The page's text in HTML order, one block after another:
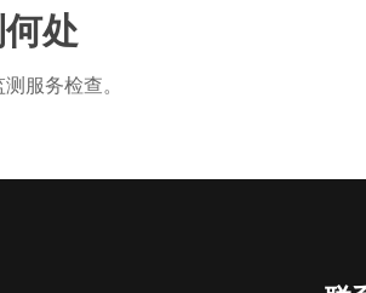
处
服务检查。